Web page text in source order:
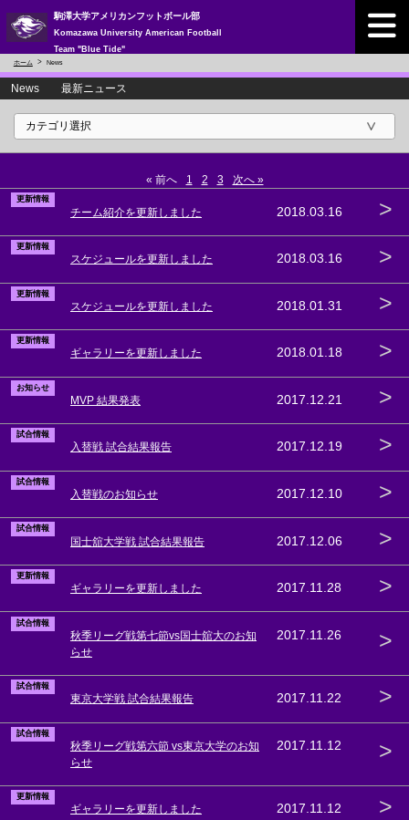
駒澤大学アメリカンフットボール部
Komazawa University American Football
Team "Blue Tide"
ホーム News
News 最新ニュース
« 前へ 1 2 3 次へ »
更新情報
チーム紹介を更新しました 2018.03.16 >
更新情報
スケジュールを更新しました 2018.03.16 >
更新情報
スケジュールを更新しました 2018.01.31 >
更新情報
ギャラリーを更新しました 2018.01.18 >
お知らせ
MVP 結果発表 2017.12.21 >
試合情報
入替戦 試合結果報告 2017.12.19 >
試合情報
入替戦のお知らせ 2017.12.10 >
試合情報
国士舘大学戦 試合結果報告 2017.12.06 >
更新情報
ギャラリーを更新しました 2017.11.28 >
試合情報
秋季リーグ戦第七節vs国士舘大のお知
らせ
2017.11.26 >
試合情報
東京大学戦 試合結果報告 2017.11.22 >
試合情報
秋季リーグ戦第六節 vs東京大学のお知
らせ
2017.11.12 >
更新情報
ギャラリーを更新しました 2017.11.12 >